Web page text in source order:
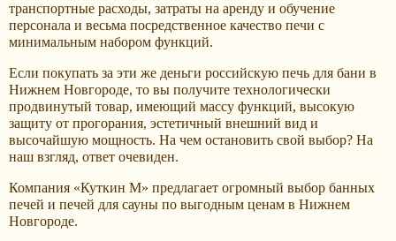
транспортные расходы, затраты на аренду и обучение
персонала и весьма посредственное качество печи с
минимальным набором функций.
Если покупать за эти же деньги российскую печь для бани в
Нижнем Новгороде, то вы получите технологически
продвинутый товар, имеющий массу функций, высокую
защиту от прогорания, эстетичный внешний вид и
высочайшую мощность. На чем остановить свой выбор? На
наш взгляд, ответ очевиден.
Компания «Куткин М» предлагает огромный выбор банных
печей и печей для сауны по выгодным ценам в Нижнем
Новгороде.